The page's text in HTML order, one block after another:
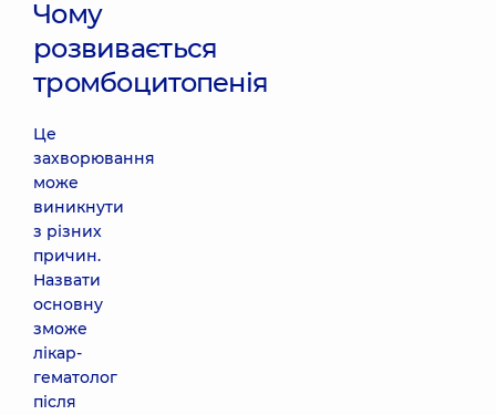
Чому
розвивається
тромбоцитопенія
Це
захворювання
може
виникнути
з різних
причин.
Назвати
основну
зможе
лікар-
гематолог
після